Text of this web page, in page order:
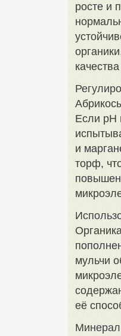
росте и
Если pH
и
торф,
мульчи
её